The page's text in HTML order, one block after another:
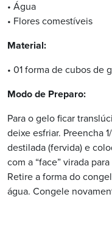
• Água
• Flores comestíveis
Material:
• 01 forma de cubos de
Modo de Preparo:
Para o gelo ficar
deixe esfriar. Preencha
destilada (fervida) e
com a “face” virada
Retire a forma do
água. Congele